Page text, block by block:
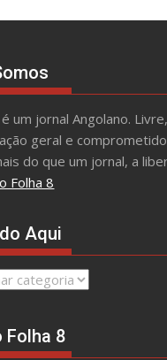
um jornal Angolano.
geral e
do que um jornal, a
Folha 8
Aqui
Folha 8